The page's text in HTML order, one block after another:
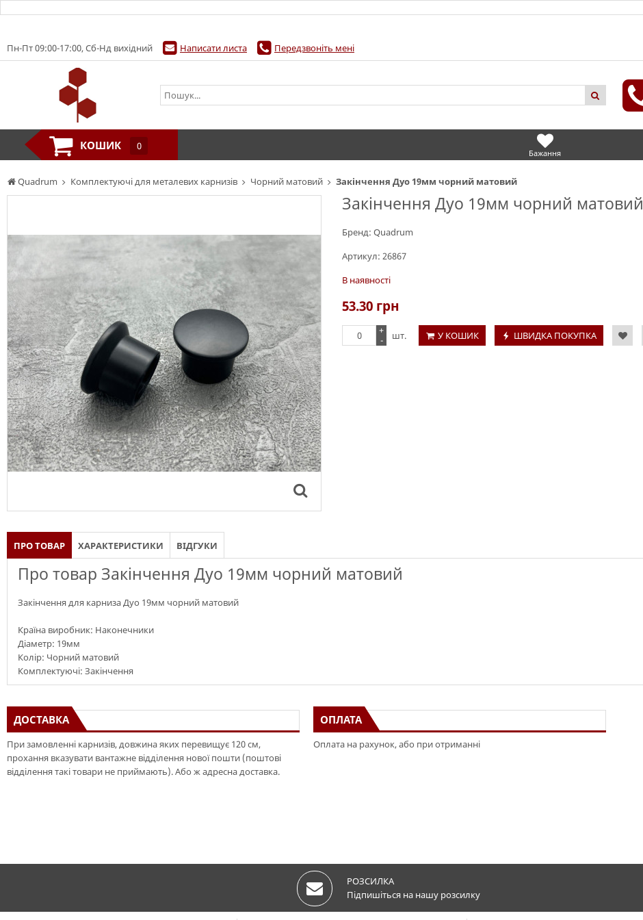
Quadrum Комплектуючі для металевих карнизів Чорний матовий Закінчення Дуо 19мм чорний матовий
Закінчення Дуо 19мм чорний матовий
Бренд: Quadrum
Артикул: 26867
В наявності
53.30 грн
+
-
шт. У КОШИК ШВИДКА ПОКУПКА
ПРО ТОВАР ХАРАКТЕРИСТИКИ ВІДГУКИ
Про товар Закінчення Дуо 19мм чорний матовий
Закінчення для карниза Дуо 19мм чорний матовий
Країна виробник: Наконечники
Діаметр: 19мм
Колір: Чорний матовий
Комплектуючі: Закінчення
ДОСТАВКА
При замовленні карнизів, довжина яких перевищує 120 см,
прохання вказувати вантажне відділення нової пошти (поштові
відділення такі товари не приймають). Або ж адресна доставка.
ОПЛАТА
Оплата на рахунок, або при отриманні
Пн-Пт 09:00-17:00, Сб-Нд вихідний Написати листа Передзвоніть мені
КОШИК 0
Бажання
РОЗСИЛКА
Підпишіться на нашу розсилку